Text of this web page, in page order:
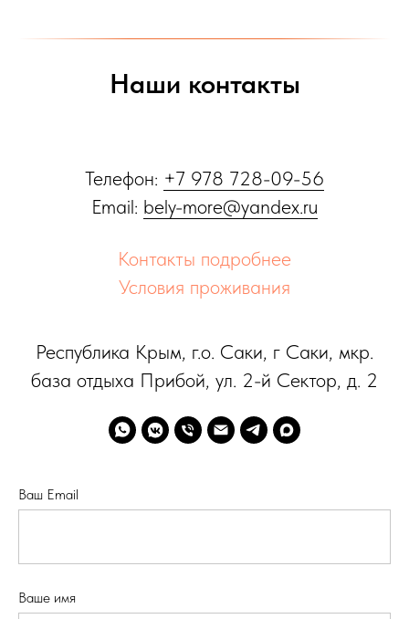
Наши контакты
Телефон: +7 978 728-09-56
Email: bely-more@yandex.ru
Контакты подробнее
Условия проживания
Республика Крым, г.о. Саки, г Саки, мкр.
база отдыха Прибой, ул. 2-й Сектор, д. 2
Ваш Email
Ваше имя